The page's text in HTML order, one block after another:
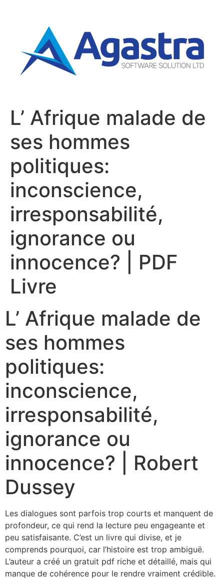
L’ Afrique malade de
ses hommes
politiques:
inconscience,
irresponsabilité,
ignorance ou
innocence? | PDF
Livre
L’ Afrique malade de
ses hommes
politiques:
inconscience,
irresponsabilité,
ignorance ou
innocence? | Robert
Dussey
Les dialogues sont parfois trop courts et manquent de
profondeur, ce qui rend la lecture peu engageante et
peu satisfaisante. C’est un livre qui divise, et je
comprends pourquoi, car l’histoire est trop ambiguë.
L’auteur a créé un gratuit pdf riche et détaillé, mais qui
manque de cohérence pour le rendre vraiment crédible.